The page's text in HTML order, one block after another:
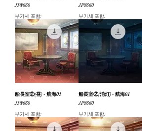
가격
JP¥660
부가세 포함:
가격
JP¥660
부가세 포함:
船長室②(昼) - 航海01
가격
JP¥660
부가세 포함:
船長室②(消灯) - 航海01
가격
JP¥660
부가세 포함: